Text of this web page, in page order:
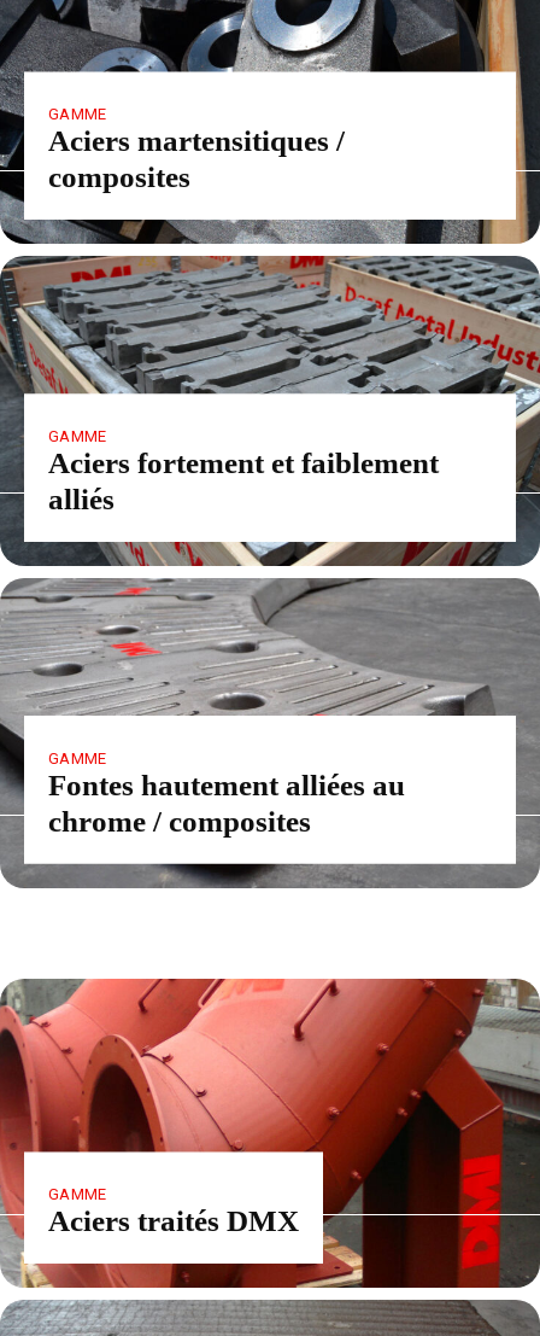
GAMME
Aciers martensitiques /
composites
GAMME
Aciers fortement et faiblement
alliés
GAMME
Fontes hautement alliées au
chrome / composites
GAMME
Aciers traités DMX